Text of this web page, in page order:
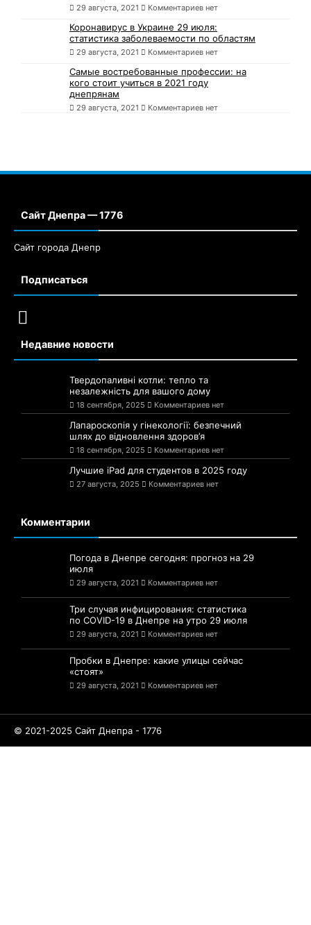
29 августа, 2021 Комментариев нет
Коронавирус в Украине 29 июля:
статистика заболеваемости по областям
29 августа, 2021 Комментариев нет
Самые востребованные профессии: на
кого стоит учиться в 2021 году
днепрянам
29 августа, 2021 Комментариев нет
Сайт Днепра — 1776
Сайт города Днепр
Подписаться
Недавние новости
Твердопаливні котли: тепло та
незалежність для вашого дому
18 сентября, 2025 Комментариев нет
Лапароскопія у гінекології: безпечний
шлях до відновлення здоров’я
18 сентября, 2025 Комментариев нет
Лучшие iPad для студентов в 2025 году
27 августа, 2025 Комментариев нет
Комментарии
Погода в Днепре сегодня: прогноз на 29
июля
29 августа, 2021 Комментариев нет
Три случая инфицирования: статистика
по COVID-19 в Днепре на утро 29 июля
29 августа, 2021 Комментариев нет
Пробки в Днепре: какие улицы сейчас
«стоят»
29 августа, 2021 Комментариев нет
© 2021-2025 Сайт Днепра - 1776